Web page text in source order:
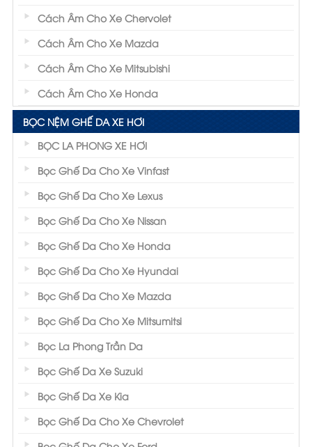
Cách Âm Cho Xe Chervolet
Cách Âm Cho Xe Mazda
Cách Âm Cho Xe Mitsubishi
Cách Âm Cho Xe Honda
BỌC NỆM GHẾ DA XE HƠI
BỌC LA PHONG XE HƠI
Bọc Ghế Da Cho Xe Vinfast
Bọc Ghế Da Cho Xe Lexus
Bọc Ghế Da Cho Xe Nissan
Bọc Ghế Da Cho Xe Honda
Bọc Ghế Da Cho Xe Hyundai
Bọc Ghế Da Cho Xe Mazda
Bọc Ghế Da Cho Xe Mitsumitsi
Bọc La Phong Trần Da
Bọc Ghế Da Xe Suzuki
Bọc Ghế Da Xe Kia
Bọc Ghế Da Cho Xe Chevrolet